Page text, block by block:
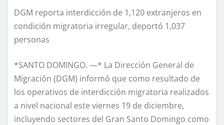
DGM reporta interdicción de 1,120 extranjeros en
condición migratoria irregular, deportó 1,037
personas
*SANTO DOMINGO. —* La Dirección General de
Migración (DGM) informó que como resultado de
los operativos de interdicción migratoria realizados
a nivel nacional este viernes 19 de diciembre,
incluyendo sectores del Gran Santo Domingo como